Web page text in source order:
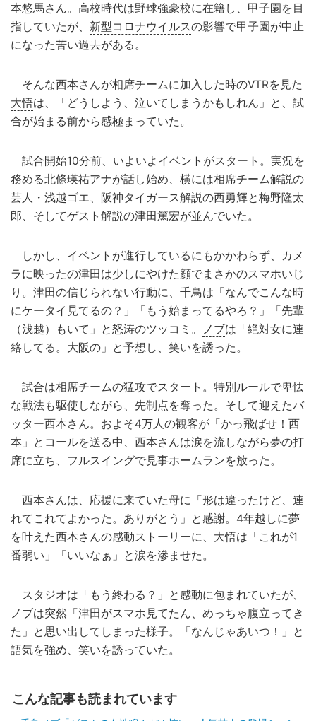
本悠馬さん。高校時代は野球強豪校に在籍し、甲子園を目
指していたが、 新型コロナウイルスの影響で甲子園が中止
になった苦い過去がある。
そんな西本さんが相席チームに加入した時のVTRを見た
大悟は、「どうしよう、泣いてしまうかもしれん」と、試
合が始まる前から感極まっていた。
試合開始10分前、いよいよイベントがスタート。実況を
務める北條瑛祐アナが話し始め、横には相席チーム解説の
芸人・浅越ゴエ、阪神タイガース解説の西勇輝と梅野隆太
郎、そしてゲスト解説の津田篤宏が並んでいた。
しかし、イベントが進行しているにもかかわらず、カメ
ラに映ったの津田は少しにやけた顔でまさかのスマホいじ
り。津田の信じられない行動に、千鳥は「なんでこんな時
にケータイ見てるの？」「もう始まってるやろ？」「先輩
（浅越）もいて」と怒涛のツッコミ。
ノブは「絶対女に連
絡してる。大阪の」と予想し、笑いを誘った。
試合は相席チームの猛攻でスタート。特別ルールで卑怯
な戦法も駆使しながら、先制点を奪った。そして迎えたバ
ッター西本さん。およそ4万人の観客が「かっ飛ばせ！西
本」とコールを送る中、西本さんは涙を流しながら夢の打
席に立ち、フルスイングで見事ホームランを放った。
西本さんは、応援に来ていた母に「形は違ったけど、連
れてこれてよかった。ありがとう」と感謝。4年越しに夢
を叶えた西本さんの感動ストーリーに、大悟は「これが1
番弱い」「いいなぁ」と涙を滲ませた。
スタジオは「もう終わる？」と感動に包まれていたが、
ノブは突然「津田がスマホ見てたん、めっちゃ腹立ってき
た」と思い出してしまった様子。「なんじゃあいつ！」と
語気を強め、笑いを誘っていた。
こんな記事も読まれています